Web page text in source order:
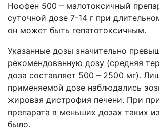
Ноофен 500 – малотоксичный
суточной дозе 7-14 г при
он может быть гепатотоксичным.
Указанные дозы значительно
рекомендованную дозу (средняя
доза составляет 500 – 2500 мг).
применяемой дозе наблюдались
жировая дистрофия печени. При
препарата в меньших дозах таких
было.